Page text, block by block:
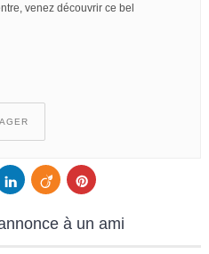
venez découvrir ce bel
à un ami